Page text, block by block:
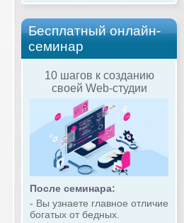
Бесплатный онлайн-
семинар
10 шагов к созданию
своей Web-студии
После семинара:
- Вы узнаете главное отличие
богатых от бедных.